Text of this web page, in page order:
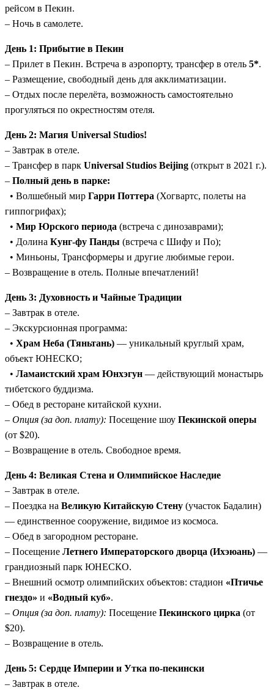
году и до сих пор редко включаемый в программы из
Храма Неба — вы понимаете, зачем он построен;
Ритм:сначала — волшебство парка, потом — глубина
истории, в конце — личное время для своих открытий.
рейсом в Пекин.
– Ночь в самолете.
День 1: Прибытие в Пекин
– Прилет в Пекин. Встреча в аэропорту, трансфер в отель 5*.
– Размещение, свободный день для акклиматизации.
– Отдых после перелёта, возможность самостоятельно
прогуляться по окрестностям отеля.
День 2: Магия Universal Studios!
– Завтрак в отеле.
– Трансфер в парк Universal Studios Beijing (открыт в 2021 г.).
– Полный день в парке:
• Волшебный мир Гарри Поттера (Хогвартс, полеты на
гиппогрифах);
• Мир Юрского периода (встреча с динозаврами);
• Долина Кунг-фу Панды (встреча с Шифу и По);
• Миньоны, Трансформеры и другие любимые герои.
– Возвращение в отель. Полные впечатлений!
День 3: Духовность и Чайные Традиции
– Завтрак в отеле.
– Экскурсионная программа:
• Храм Неба (Тяньтань) — уникальный круглый храм,
объект ЮНЕСКО;
• Ламаистский храм Юнхэгун — действующий монастырь
тибетского буддизма.
– Обед в ресторане китайской кухни.
– Опция (за доп. плату): Посещение шоу Пекинской оперы
(от $20).
– Возвращение в отель. Свободное время.
День 4: Великая Стена и Олимпийское Наследие
– Завтрак в отеле.
– Поездка на Великую Китайскую Стену (участок Бадалин)
— единственное сооружение, видимое из космоса.
– Обед в загородном ресторане.
– Посещение Летнего Императорского дворца (Ихэюань) —
грандиозный парк ЮНЕСКО.
– Внешний осмотр олимпийских объектов: стадион «Птичье
гнездо» и «Водный куб».
– Опция (за доп. плату): Посещение Пекинского цирка (от
$20).
– Возвращение в отель.
День 5: Сердце Империи и Утка по-пекински
– Завтрак в отеле.